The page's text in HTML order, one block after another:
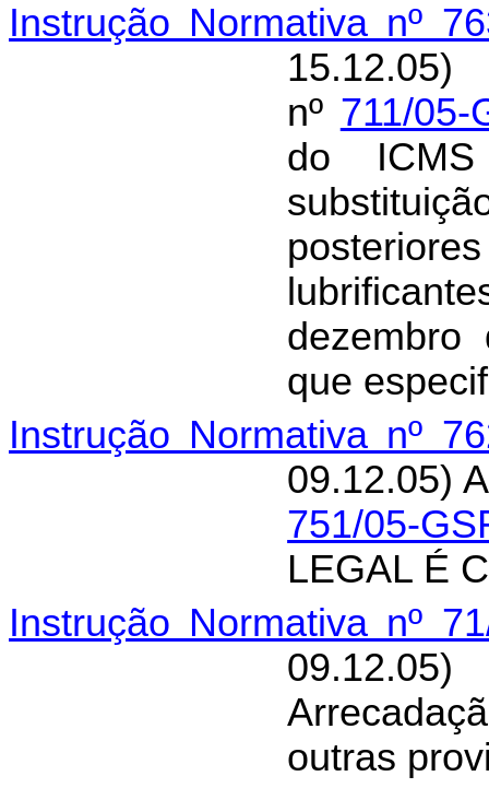
Instrução Normativa nº
15.12.05)
nº 711/05-
do
que
Instrução Normativa nº
09.12.05)
751/05-
LEGAL É
Instrução Normativa nº
outras